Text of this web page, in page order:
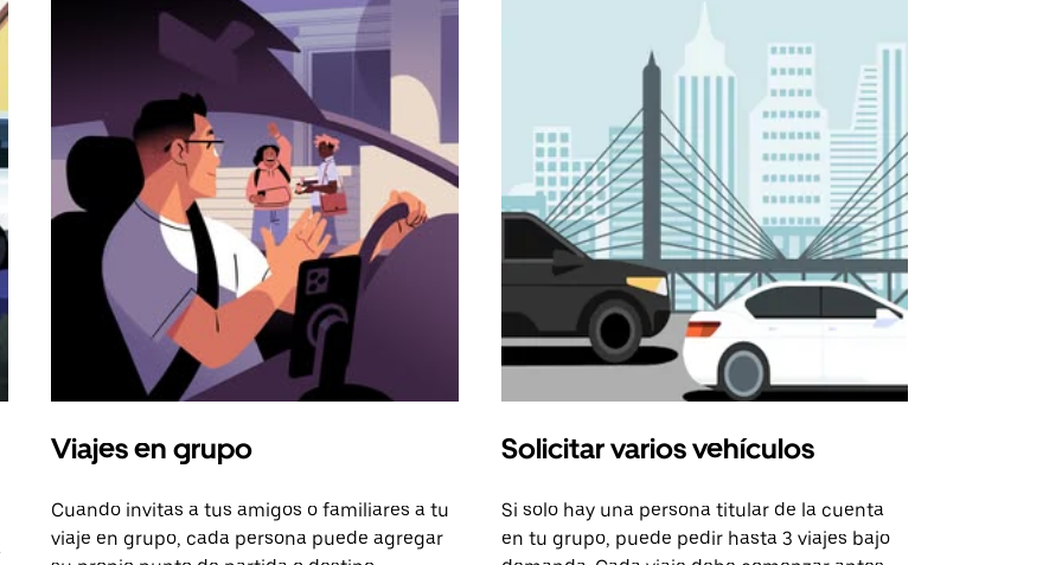
Viajes en grupo
Cuando invitas a tus amigos o familiares a tu
viaje en grupo, cada persona puede agregar
Solicitar varios vehículos
Si solo hay una persona titular de la cuenta
en tu grupo, puede pedir hasta 3 viajes bajo